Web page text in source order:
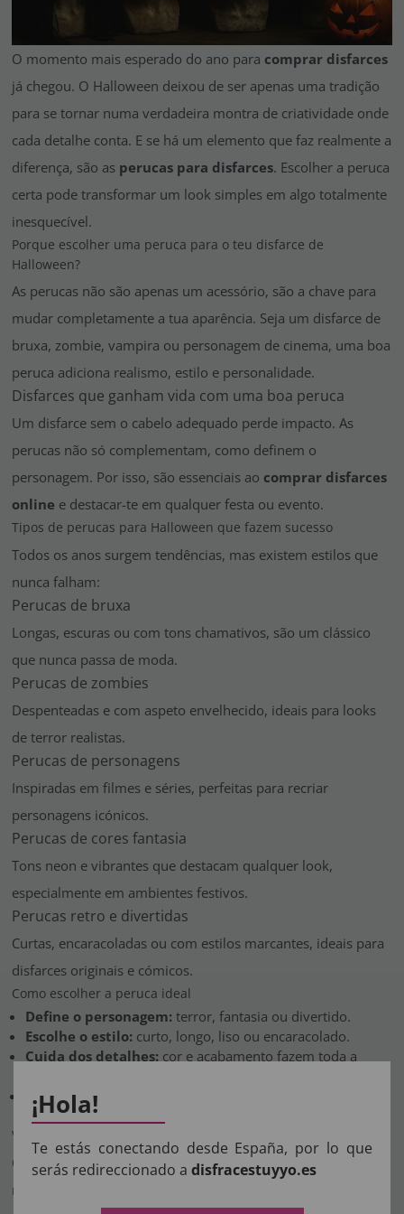
Vá em frente! Estávamos esperando por você.
CRIAR CONTA
O momento mais esperado do ano para comprar disfarces
já chegou. O Halloween deixou de ser apenas uma tradição
para se tornar numa verdadeira montra de criatividade onde
cada detalhe conta. E se há um elemento que faz realmente a
diferença, são as perucas para disfarces. Escolher a peruca
certa pode transformar um look simples em algo totalmente
inesquecível.
Porque escolher uma peruca para o teu disfarce de
Halloween?
As perucas não são apenas um acessório, são a chave para
mudar completamente a tua aparência. Seja um disfarce de
bruxa, zombie, vampira ou personagem de cinema, uma boa
peruca adiciona realismo, estilo e personalidade.
Disfarces que ganham vida com uma boa peruca
Um disfarce sem o cabelo adequado perde impacto. As
perucas não só complementam, como definem o
personagem. Por isso, são essenciais ao comprar disfarces
online e destacar-te em qualquer festa ou evento.
Tipos de perucas para Halloween que fazem sucesso
Todos os anos surgem tendências, mas existem estilos que
nunca falham:
Perucas de bruxa
Longas, escuras ou com tons chamativos, são um clássico
que nunca passa de moda.
Perucas de zombies
Despenteadas e com aspeto envelhecido, ideais para looks
de terror realistas.
Perucas de personagens
Inspiradas em filmes e séries, perfeitas para recriar
personagens icónicos.
Perucas de cores fantasia
Tons neon e vibrantes que destacam qualquer look,
especialmente em ambientes festivos.
Perucas retro e divertidas
Curtas, encaracoladas ou com estilos marcantes, ideais para
disfarces originais e cómicos.
Como escolher a peruca ideal
Define o personagem: terror, fantasia ou divertido.
Escolhe o estilo: curto, longo, liso ou encaracolado.
Cuida dos detalhes: cor e acabamento fazem toda a
Prioriza o conforto:
noite.
Vantagens de comprar perucas online
Comprar online permite encontrar uma grande variedade de
modelos, comparar facilmente e escolher com total
¡Hola!
Te estás conectando desde España, por lo que
serás redireccionado a disfracestuyyo.es